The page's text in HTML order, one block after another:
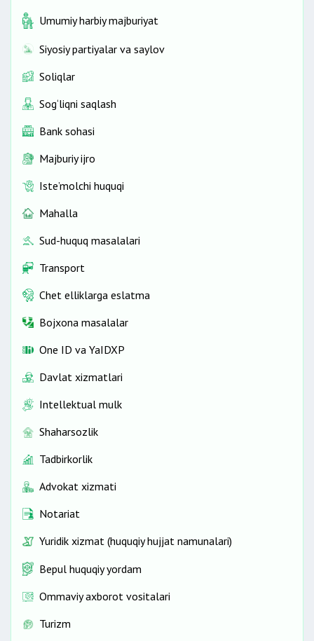
Umumiy harbiy majburiyat
Siyosiy partiyalar va saylov
Soliqlar
Sog‘liqni saqlash
Bank sohasi
Majburiy ijro
Iste’molchi huquqi
Mahalla
Sud-huquq masalalari
Transport
Chet elliklarga eslatma
Bojxona masalalar
One ID vа YaIDXP
Davlat xizmatlari
Intellektual mulk
Shaharsozlik
Tadbirkorlik
Advokat xizmati
Notariat
Yuridik xizmat (huquqiy hujjat namunalari)
Bepul huquqiy yordam
Ommaviy axborot vositalari
Turizm